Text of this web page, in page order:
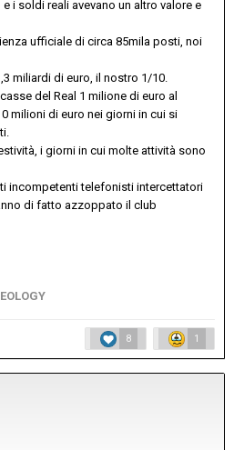
i soldi reali avevano un altro valore e
ufficiale di circa 85mila posti, noi
miliardi di euro, il nostro 1/10.
del Real 1 milione di euro al
milioni di euro nei giorni in cui si
i giorni in cui molte attività sono
incompetenti telefonisti intercettatori
di fatto azzoppato il club
8 1